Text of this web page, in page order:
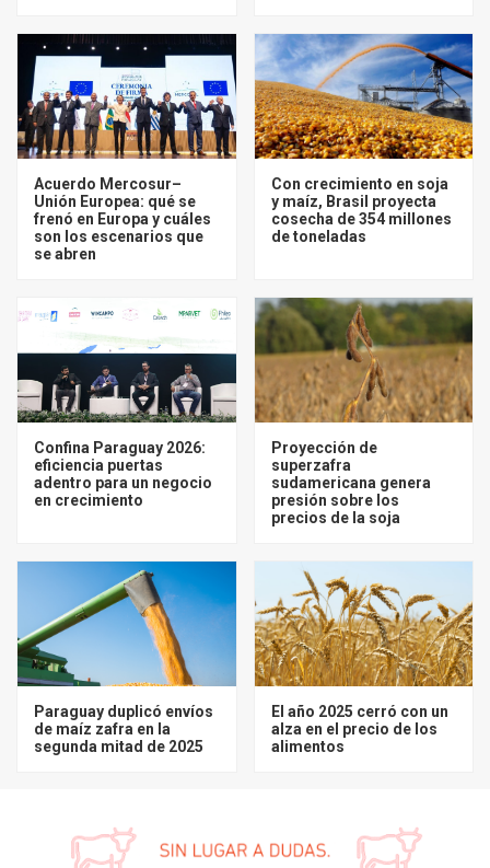
Acuerdo Mercosur–
Unión Europea: qué se
frenó en Europa y cuáles
son los escenarios que
se abren
Con crecimiento en soja
y maíz, Brasil proyecta
cosecha de 354 millones
de toneladas
Confina Paraguay 2026:
eficiencia puertas
adentro para un negocio
en crecimiento
Proyección de
superzafra
sudamericana genera
presión sobre los
precios de la soja
Paraguay duplicó envíos
de maíz zafra en la
segunda mitad de 2025
El año 2025 cerró con un
alza en el precio de los
alimentos